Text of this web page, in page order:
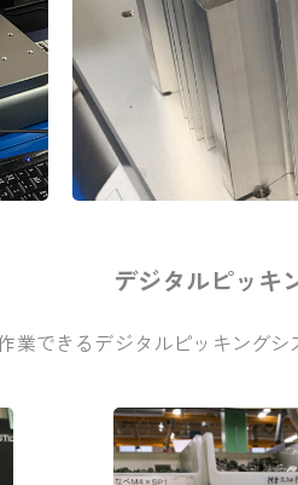
デジタルピッキ
業できるデジタルピッキング